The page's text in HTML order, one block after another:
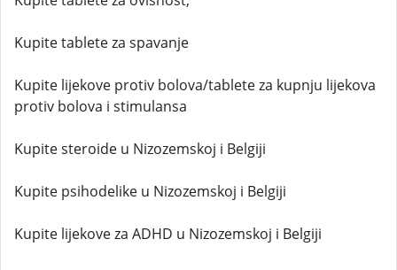
Kupite tablete za spavanje
Kupite lijekove protiv bolova/tablete za kupnju lijekova
protiv bolova i stimulansa
Kupite steroide u Nizozemskoj i Belgiji
Kupite psihodelike u Nizozemskoj i Belgiji
Kupite lijekove za ADHD u Nizozemskoj i Belgiji